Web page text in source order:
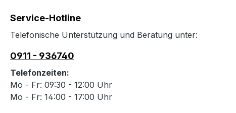
Service-Hotline
Telefonische Unterstützung und Beratung unter:
0911 - 936740
Telefonzeiten:
Mo - Fr: 09:30 - 12:00 Uhr
Mo - Fr: 14:00 - 17:00 Uhr